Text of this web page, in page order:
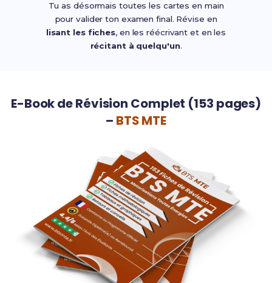
Tu as désormais toutes les cartes en main
pour valider ton examen final. Révise en
lisant les fiches, en les réécrivant et en les
récitant à quelqu'un.
E-Book de Révision Complet (153 pages)
– BTS MTE